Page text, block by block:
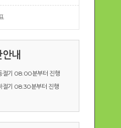
내
절기 08:00분부터 진행
절기 08:30분부터 진행